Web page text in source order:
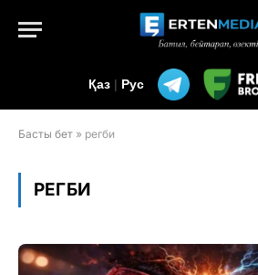
Қаз | Рус
Басты бет » регби
РЕГБИ